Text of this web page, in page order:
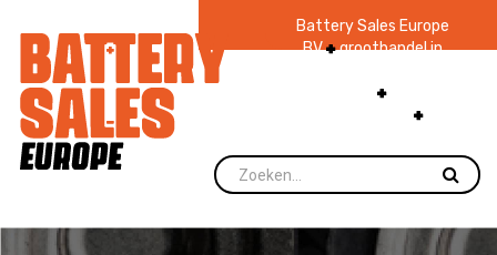
Battery Sales Europe
BV groothandel in
zaklampen Ruim 48
jaar ervaring
voorraad.